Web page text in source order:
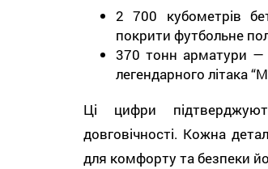
2 700 кубометрів
покрити футбольне
370 тонн арматури —
легендарного літака
Ці цифри
довговічності. Кожна
для комфорту та безпеки